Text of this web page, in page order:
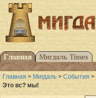
Главная > Мигдаль > События >
Это вс? мы!